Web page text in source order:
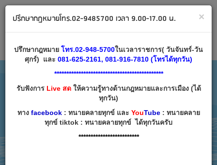
Email:decha007@decha.com
เข้าสู่ระบบ สมัครสมาชิก
×
ปรึกษากฎหมายโทร.02-9485700 เวลา 9.00-17.00 น.
ปรึกษากฎหมาย โทร.02-948-5700ในเวลาราชการ( วันจันทร์-วัน
ศุกร์) และ 081-625-2161, 081-916-7810 (โทรได้ทุกวัน)
*********************************************
รับฟังการLive สดให้ความรู้ทางด้านกฎหมายและการเมือง (ได้
ทุกวัน)
ทาง facebook: ทนายคลายทุกข์ และ YouTube: ทนายคลาย
ทุกข์ tiktok : ทนายคลายทุกข์ ได้ทุกวันครับ
*************************